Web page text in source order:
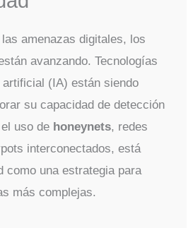
amenazas digitales, los
avanzando. Tecnologías
(IA) están siendo
su capacidad de detección
uso de honeynets, redes
interconectados, está
como una estrategia para
más complejas.